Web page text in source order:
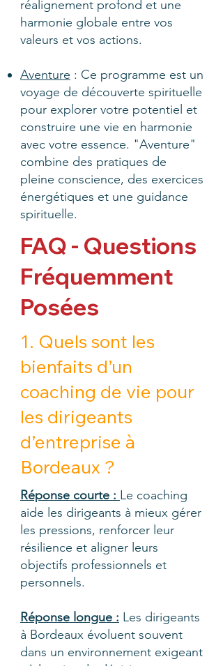
réalignement profond et une
harmonie globale entre vos
valeurs et vos actions.
Aventure : Ce programme est un
voyage de découverte spirituelle
pour explorer votre potentiel et
construire une vie en harmonie
avec votre essence. "Aventure"
combine des pratiques de
pleine conscience, des exercices
énergétiques et une guidance
spirituelle.
FAQ - Questions
Fréquemment
Posées
1. Quels sont les
bienfaits d’un
coaching de vie pour
les dirigeants
d’entreprise à
Bordeaux ?
Réponse courte : Le coaching
aide les dirigeants à mieux gérer
les pressions, renforcer leur
résilience et aligner leurs
objectifs professionnels et
personnels.
Réponse longue : Les dirigeants
à Bordeaux évoluent souvent
dans un environnement exigeant